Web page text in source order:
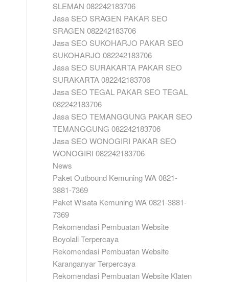
SLEMAN 082242183706
Jasa SEO SRAGEN PAKAR SEO
SRAGEN 082242183706
Jasa SEO SUKOHARJO PAKAR SEO
SUKOHARJO 082242183706
Jasa SEO SURAKARTA PAKAR SEO
SURAKARTA 082242183706
Jasa SEO TEGAL PAKAR SEO TEGAL
082242183706
Jasa SEO TEMANGGUNG PAKAR SEO
TEMANGGUNG 082242183706
Jasa SEO WONOGIRI PAKAR SEO
WONOGIRI 082242183706
News
Paket Outbound Kemuning WA 0821-
3881-7369
Paket Wisata Kemuning WA 0821-3881-
7369
Rekomendasi Pembuatan Website
Boyolali Terpercaya
Rekomendasi Pembuatan Website
Karanganyar Terpercaya
Rekomendasi Pembuatan Website Klaten